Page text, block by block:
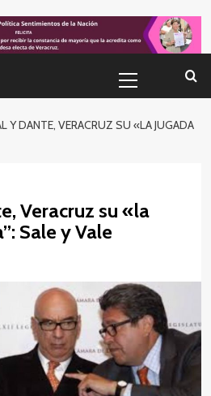
primario
Y DANTE, VERACRUZ SU «LA JUGADA
Veracruz su «la
Sale y Vale